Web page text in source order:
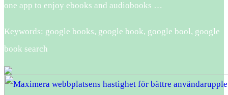
one app to enjoy ebooks and audiobooks …
Keywords: google books, google book, google bool, google
book search